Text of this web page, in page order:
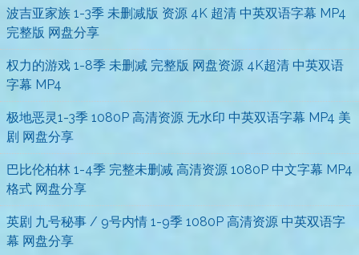
波吉亚家族 1-3季 未删减版 资源 4K 超清 中英双语字幕 MP4
完整版 网盘分享
权力的游戏 1-8季 未删减 完整版 网盘资源 4K超清 中英双语
字幕 MP4
极地恶灵1-3季 1080P 高清资源 无水印 中英双语字幕 MP4 美
剧 网盘分享
巴比伦柏林 1-4季 完整未删减 高清资源 1080P 中文字幕 MP4
格式 网盘分享
英剧 九号秘事 / 9号内情 1-9季 1080P 高清资源 中英双语字
幕 网盘分享